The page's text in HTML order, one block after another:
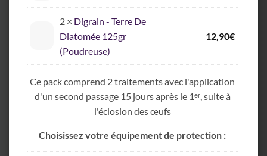
2 × Digrain - Terre De
Diatomée 125gr
(Poudreuse)
12,90€
Ce pack comprend 2 traitements avec l'application
d'un second passage 15 jours après le 1ᵉʳ, suite à
l'éclosion des œufs
Choisissez votre équipement de protection :